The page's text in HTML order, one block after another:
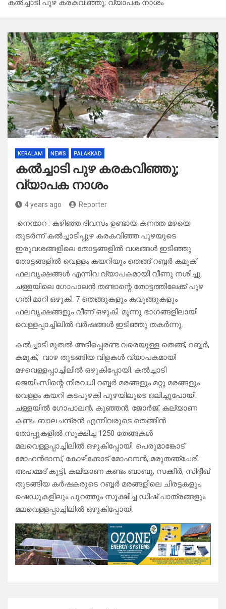
കൽച്ചാടി പുഴ കരകവിഞ്ഞു; വ്യാപക നാശം
KERALAM NEWS PALAKKAD
കൽച്ചാടി പുഴ കരകവിഞ്ഞു;
വ്യാപക നാശം
4 years ago Reporter
നെന്മാറ : കഴിഞ്ഞ ദിവസം ഉണ്ടായ കനത്ത മഴയെ
തുടർന്ന് കൽച്ചാടിപ്പുഴ കരകവിഞ്ഞ പുഴയുടെ
ഇരുവശങ്ങളിലെ തോട്ടങ്ങളിൽ വശങ്ങൾ ഇടിഞ്ഞു
തോട്ടങ്ങളിൽ വെള്ളം കയറിയും തെങ്ങ് റബ്ബർ കമുക്
ഫലവൃക്ഷങ്ങൾ എന്നിവ വ്യാപകമായി വീണു നശിച്ചു.
ചള്ളയിലെ ഗോപാലൻ തണ്ടാന്റെ തോട്ടത്തിലേക്ക് പുഴ
ഗതി മാറി ഒഴുകി. 7 തെങ്ങുകളും കവുങ്ങുകളും
ഫലവൃക്ഷങ്ങളും വീണ് ഒഴുകി. മൂന്നു ഭാഗങ്ങളിലായി
വെള്ളപ്പാച്ചിലിൽ വർഷങ്ങൾ ഇടിഞ്ഞു തകർന്നു.
കൽച്ചാടി മുതൽ അടിപ്പെരണ്ട വരെയുള്ള തെങ്ങ്, റബ്ബർ,
കമുക്, വാഴ തുടങ്ങിയ വിളകൾ വ്യാപകമായി
മഴവെള്ളപ്പാച്ചിലിൽ ഒഴുകിപ്പോയി. കൽച്ചാടി
ജെയിംസിന്റെ നിരവധി റബ്ബർ മരങ്ങളും മറ്റു മരങ്ങളും
വെള്ളം കയറി കടപുഴകി പുഴയിലൂടെ ഒലിച്ചുപോയി.
ചള്ളയിൽ ഗോപാലൻ, കുഞ്ഞൻ, ജോർജ്, കല്യാണ
കണ്ടം ബാലചന്ദ്രൻ എന്നിവരുടെ തെങ്ങിൻ
തോപ്പുകളിൽ സൂക്ഷിച്ച 1250 തേങ്ങകൾ
മലവെള്ളപ്പാച്ചിലിൽ ഒഴുകിപ്പോയി. പെരുമാങ്കോട്
മോഹൻദാസ്, കോഴിക്കോട് മോഹനൻ, മരുതഞ്ചേരി
അഹമ്മദ് കുട്ടി, കല്യാണ കണ്ടം ബാബു, സക്കീർ, സിദ്ദീഖ്
തുടങ്ങിയ കർഷകരുടെ റബ്ബർ മരങ്ങളിലെ ചിരട്ടകളും,
ഷെഡുകളിലും പുറത്തും സൂക്ഷിച്ച ഡിഷ് പാത്രങ്ങളും
മലവെള്ളപ്പാച്ചിലിൽ ഒഴുകിപ്പോയി.